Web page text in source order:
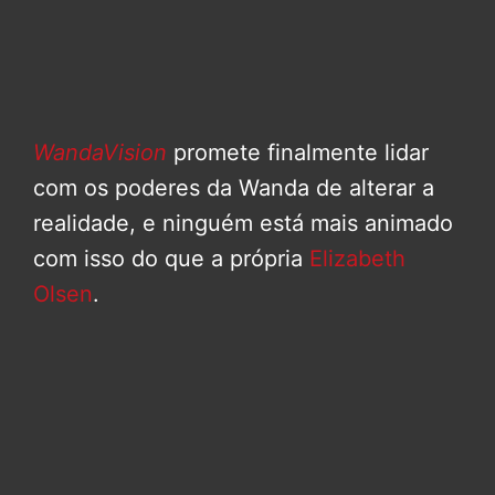
WandaVision promete finalmente lidar
com os poderes da Wanda de alterar a
realidade, e ninguém está mais animado
com isso do que a própria Elizabeth
Olsen.